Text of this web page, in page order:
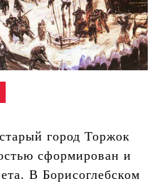
город Торжок
сформирован и
В Борисоглебском